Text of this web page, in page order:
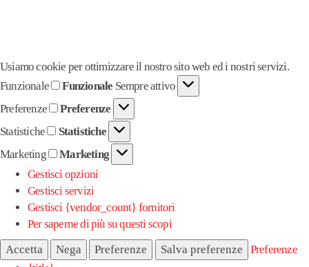
Usiamo cookie per ottimizzare il nostro sito web ed i nostri servizi.
Funzionale
Funzionale Sempre attivo
Preferenze
Preferenze
Statistiche
Statistiche
Marketing
Marketing
Gestisci opzioni
Gestisci servizi
Gestisci {vendor_count} fornitori
Per saperne di più su questi scopi
Accetta
Nega Preferenze Salva preferenze
Preferenze